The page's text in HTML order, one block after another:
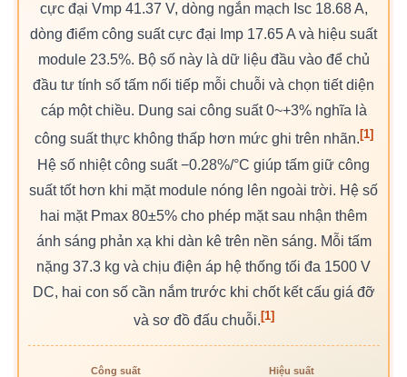
cực đại Vmp 41.37 V, dòng ngắn mạch Isc 18.68 A,
dòng điểm công suất cực đại Imp 17.65 A và hiệu suất
module 23.5%. Bộ số này là dữ liệu đầu vào để chủ
đầu tư tính số tấm nối tiếp mỗi chuỗi và chọn tiết diện
cáp một chiều. Dung sai công suất 0~+3% nghĩa là
công suất thực không thấp hơn mức ghi trên nhãn. [1]
Hệ số nhiệt công suất −0.28%/°C giúp tấm giữ công
suất tốt hơn khi mặt module nóng lên ngoài trời. Hệ số
hai mặt Pmax 80±5% cho phép mặt sau nhận thêm
ánh sáng phản xạ khi dàn kê trên nền sáng. Mỗi tấm
nặng 37.3 kg và chịu điện áp hệ thống tối đa 1500 V
DC, hai con số cần nắm trước khi chốt kết cấu giá đỡ
và sơ đồ đấu chuỗi.[1]
Công suất Hiệu suất